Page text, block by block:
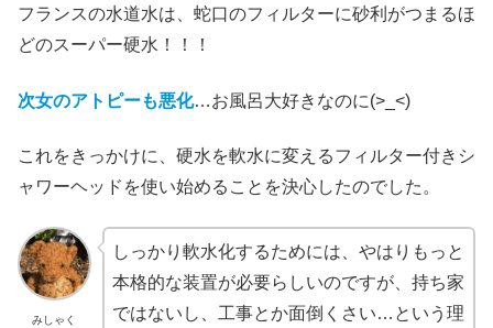
フランスの水道水は、蛇口のフィルターに砂利がつまるほ
どのスーパー硬水！！！
次女のアトピーも悪化…お風呂大好きなのに(>_<)
これをきっかけに、硬水を軟水に変えるフィルター付きシ
ャワーヘッドを使い始めることを決心したのでした。
みしゃく
しっかり軟水化するためには、やはりもっと
本格的な装置が必要らしいのですが、持ち家
ではないし、工事とか面倒くさい…という理